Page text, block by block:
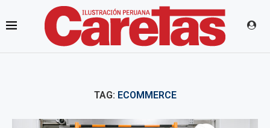
TAG: ECOMMERCE